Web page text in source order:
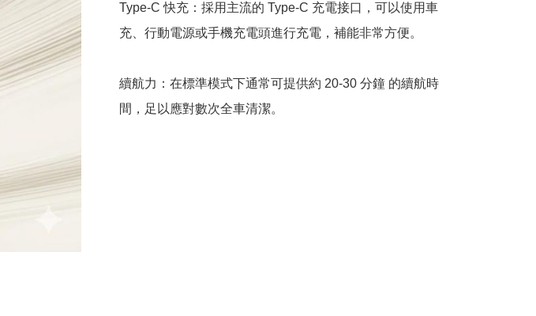
Type-C 快充：採用主流的 Type-C 充電接口，可以使用車
充、行動電源或手機充電頭進行充電，補能非常方便。
續航力：在標準模式下通常可提供約 20-30 分鐘 的續航時
間，足以應對數次全車清潔。